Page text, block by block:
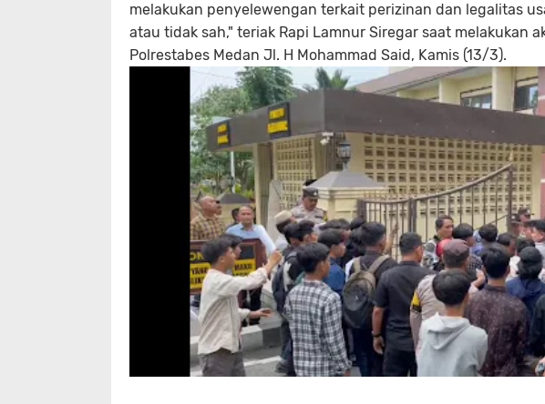
melakukan penyelewengan terkait perizinan dan legalitas
atau tidak sah," teriak Rapi Lamnur Siregar saat melakukan
Polrestabes Medan Jl. H Mohammad Said, Kamis (13/3).